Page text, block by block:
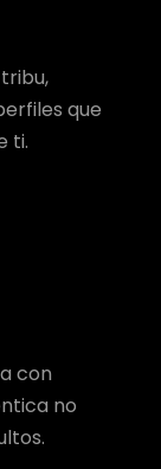
que
ti.
con
no